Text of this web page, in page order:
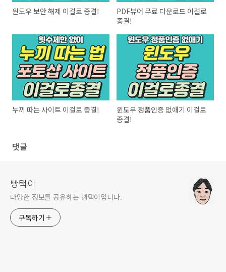
윈도우 보안 해제 이걸로 종결!
PDF뷰어 무료 다운로드 이걸로
종결!
누끼 따는 사이트 이걸로 종결!
윈도우 정품인증 없애기 이걸로
종결!
댓글
빵택이
다양한 정보를 공유하는 빵택이입니다.
구독하기